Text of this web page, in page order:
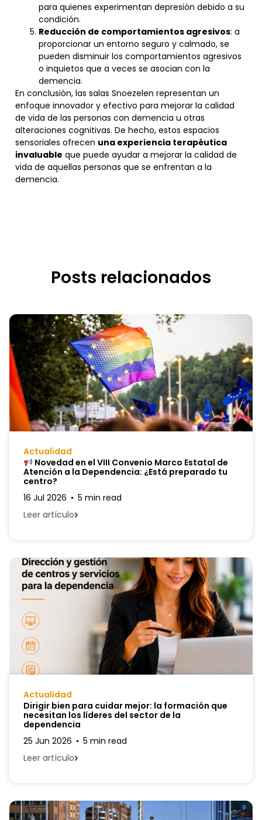
para quienes experimentan depresión debido a su
condición.
Reducción de comportamientos agresivos: a
proporcionar un entorno seguro y calmado, se
pueden disminuir los comportamientos agresivos
o inquietos que a veces se asocian con la
demencia.
En conclusión, las salas Snoezelen representan un
enfoque innovador y efectivo para mejorar la calidad
de vida de las personas con demencia u otras
alteraciones cognitivas. De hecho, estos espacios
sensoriales ofrecen una experiencia terapéutica
invaluable que puede ayudar a mejorar la calidad de
vida de aquellas personas que se enfrentan a la
demencia.
Posts relacionados
Actualidad
Novedad en el VIII Convenio Marco Estatal de
Atención a la Dependencia: ¿Está preparado tu
centro?
16 Jul 2026
5 min read
Leer artículo
Actualidad
Dirigir bien para cuidar mejor: la formación que
necesitan los líderes del sector de la
dependencia
25 Jun 2026
5 min read
Leer artículo